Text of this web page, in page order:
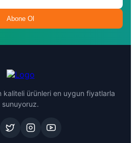
Abone Ol
kaliteli ürünleri en uygun fiyatlarla
sunuyoruz.